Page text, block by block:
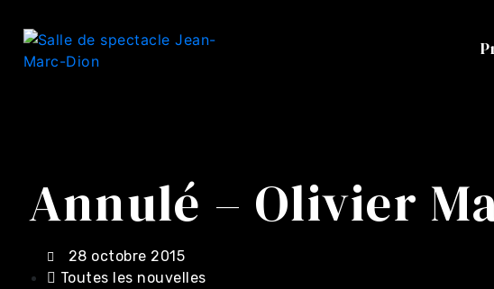
Annulé – Olivier
28 octobre 2015
Toutes les nouvelles